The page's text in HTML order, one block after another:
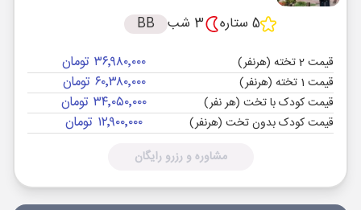
5 ستاره
3 شب BB
قیمت 2 تخته (هرنفر) ۳۶٬۹۸۰٬۰۰۰ تومان
قیمت 1 تخته (هرنفر) ۶۰٬۳۸۰٬۰۰۰ تومان
قیمت کودک با تخت (هر نفر) ۳۴٬۰۵۰٬۰۰۰ تومان
قیمت کودک بدون تخت (هرنفر) ۱۲٬۹۰۰٬۰۰۰ تومان
مشاوره و رزرو رایگان